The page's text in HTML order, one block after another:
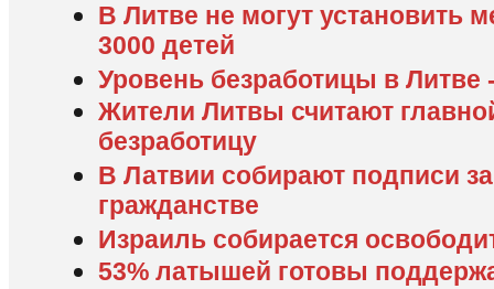
В Литве не могут установить
3000 детей
Уровень безработицы в Литве
Жители Литвы считают
безработицу
В Латвии собирают подписи
гражданстве
Израиль собирается
53% латышей готовы